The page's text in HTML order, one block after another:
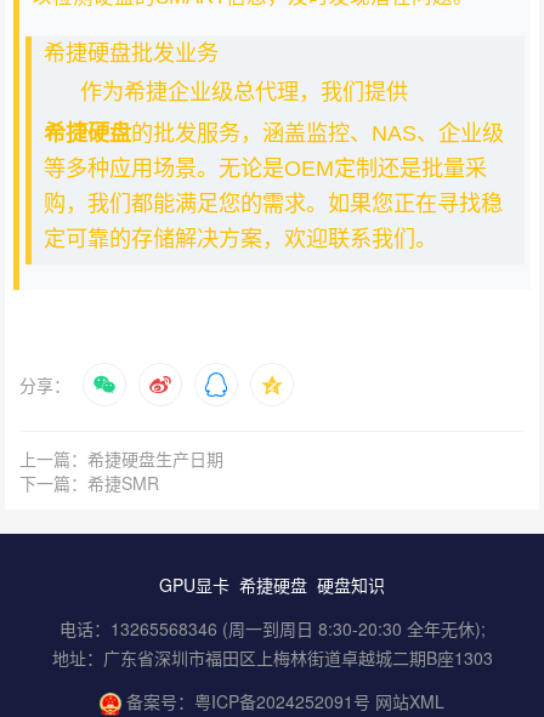
希捷硬盘批发业务
作为希捷企业级总代理，我们提供
希捷硬盘的批发服务，涵盖监控、NAS、企业级
等多种应用场景。无论是OEM定制还是批量采
购，我们都能满足您的需求。如果您正在寻找稳
定可靠的存储解决方案，欢迎联系我们。
分享：
上一篇：希捷硬盘生产日期
下一篇：希捷SMR
GPU显卡 希捷硬盘 硬盘知识
电话：13265568346 (周一到周日 8:30-20:30 全年无休);
地址：广东省深圳市福田区上梅林街道卓越城二期B座1303
备案号： 粤ICP备2024252091号 网站XML